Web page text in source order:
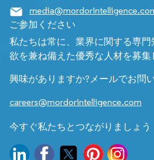
ご参加ください
私たちは常に、業界に関する専
欲を兼ね備えた優秀な人材を募集
興味がありますか?メールでお問
careers@mordorintelligence.com
今すぐ私たちとつながりましょう